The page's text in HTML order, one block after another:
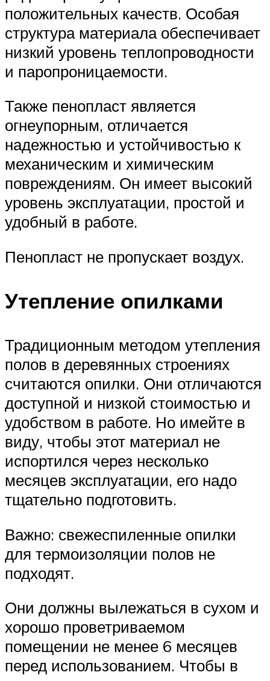
положительных качеств. Особая
структура материала обеспечивает
низкий уровень теплопроводности
и паропроницаемости.
Также пенопласт является
огнеупорным, отличается
надежностью и устойчивостью к
механическим и химическим
повреждениям. Он имеет высокий
уровень эксплуатации, простой и
удобный в работе.
Пенопласт не пропускает воздух.
Утепление опилками
Традиционным методом утепления
полов в деревянных строениях
считаются опилки. Они отличаются
доступной и низкой стоимостью и
удобством в работе. Но имейте в
виду, чтобы этот материал не
испортился через несколько
месяцев эксплуатации, его надо
тщательно подготовить.
Важно: свежеспиленные опилки
для термоизоляции полов не
подходят.
Они должны вылежаться в сухом и
хорошо проветриваемом
помещении не менее 6 месяцев
перед использованием. Чтобы в